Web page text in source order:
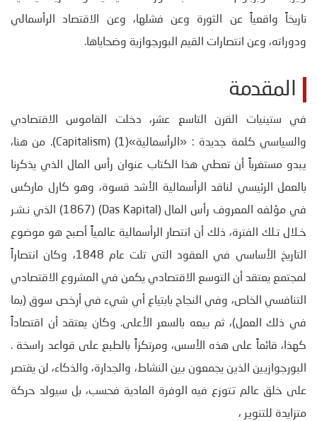
تاريخاً واقعياً عن الثورة وعن فشلها، وعن الاقتصاد الرأسمالي
ودوراته، وعن انتصارات القيم البورجوازية وضحاياها.
المقدمة
في ستينيات القرن التاسع عشر، دخلت القاموس الاقتصادي
والسياسي كلمة جديدة : «الرأسمالية»(1) (Capitalism). من هنا،
يبدو مستغرباً أن تعطي هذا الكتاب عنوان رأس المال الذي يذكرنا
بالعمل الرئيسي لناقد الرأسمالية الأشد قسوة، وهو كارل ماركس
في مؤلفه المعروف رأس المال (Das Kapital) (1867) الذي نـشـر
خـلال تـلك الفترة، ذلك أن انتصار الرأسمالية عالمياً أصبح هو موضوع
التاريخ الأساسي في العقود التي تلت عام 1848، وكان انتصاراً
لمجتمع يعتقد أن التوسع الاقتصادي يكمن في المشروع الاقتصادي
التنافسي الخاص، وفي النجاح بابتياع أي شيء في أرخص سوق (بما
في ذلك العمل)، ثم بيعه بالسعر الأعلى. وكان يعتقد أن اقتصاداً
كهذا، قائماً على هذه الأسس، ومرتكزاً بالطبع على قواعد راسخة .
البورجوازيين الذين يجمعون بين النشاط، والجدارة، والذكاء، لن يقتصر
على خلق عالم تتوزع فيه الوفرة المادية فحسب، بل سيولد حركة
متزايدة للتنوير ،